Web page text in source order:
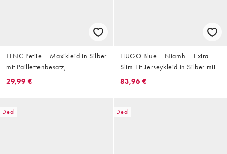
TFNC Petite – Maxikleid in Silber
mit Paillettenbesatz,
Wasserfallausschnitt und
29,99 €
HUGO Blue – Niamh – Extra-
Slim-Fit-Jerseykleid in Silber mit
mittigem Logo
83,96 €
Deal Deal